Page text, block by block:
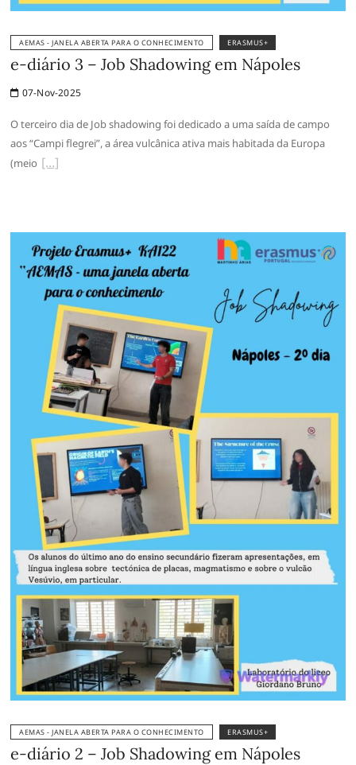
AEMAS - JANELA ABERTA PARA O CONHECIMENTO ERASMUS+
e-diário 3 – Job Shadowing em Nápoles
07-Nov-2025
O terceiro dia de Job shadowing foi dedicado a uma saída de campo
aos “Campi flegrei”, a área vulcânica ativa mais habitada da Europa
(meio
AEMAS - JANELA ABERTA PARA O CONHECIMENTO ERASMUS+
e-diário 2 – Job Shadowing em Nápoles